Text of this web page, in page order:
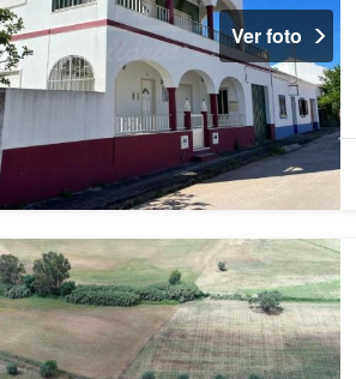
Ver foto